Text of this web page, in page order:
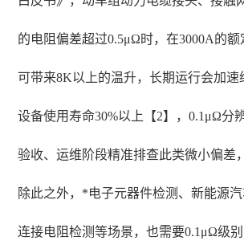
的电阻偏差超过0.5μΩ时，在3000A的额
可带来8K以上的温升，长期运行会加速
设备使用寿命30%以上【2】，0.1μΩ分
验收、运维阶段精准排查此类微小偏差
除此之外，*电子元器件检测、新能源
连接电阻检测等场景，也需要0.1μΩ级